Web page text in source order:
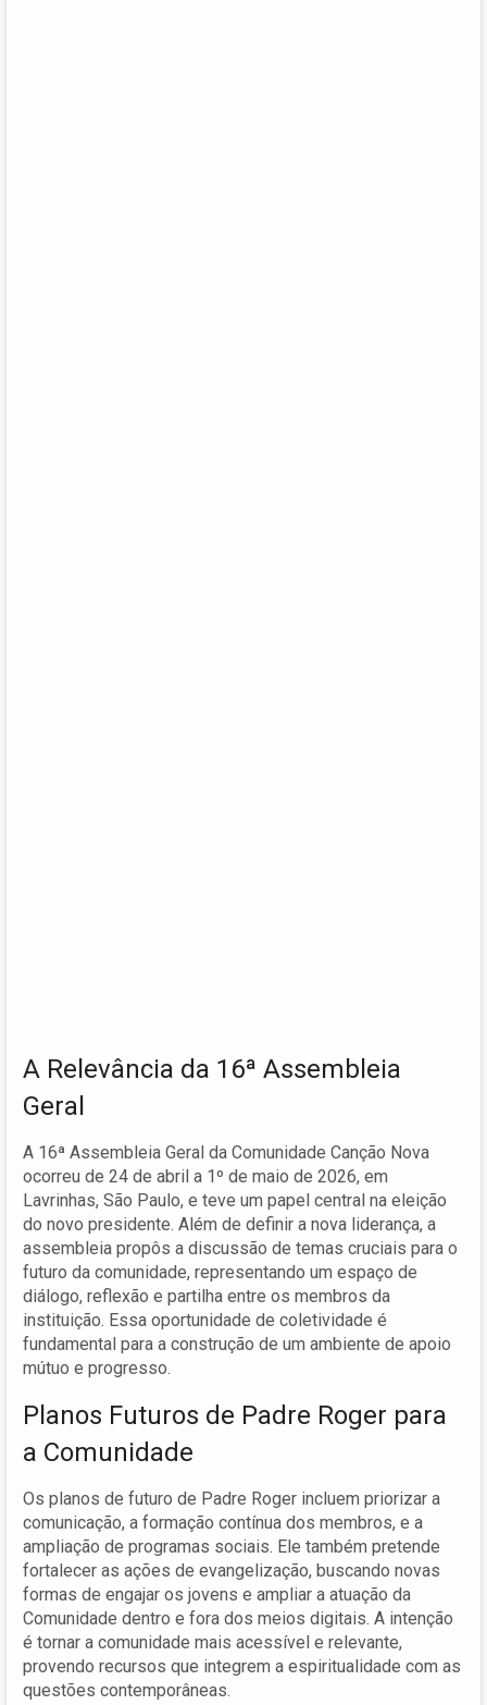
A Relevância da 16ª Assembleia
Geral
A 16ª Assembleia Geral da Comunidade Canção Nova
ocorreu de 24 de abril a 1º de maio de 2026, em
Lavrinhas, São Paulo, e teve um papel central na eleição
do novo presidente. Além de definir a nova liderança, a
assembleia propôs a discussão de temas cruciais para o
futuro da comunidade, representando um espaço de
diálogo, reflexão e partilha entre os membros da
instituição. Essa oportunidade de coletividade é
fundamental para a construção de um ambiente de apoio
mútuo e progresso.
Planos Futuros de Padre Roger para
a Comunidade
Os planos de futuro de Padre Roger incluem priorizar a
comunicação, a formação contínua dos membros, e a
ampliação de programas sociais. Ele também pretende
fortalecer as ações de evangelização, buscando novas
formas de engajar os jovens e ampliar a atuação da
Comunidade dentro e fora dos meios digitais. A intenção
é tornar a comunidade mais acessível e relevante,
provendo recursos que integrem a espiritualidade com as
questões contemporâneas.